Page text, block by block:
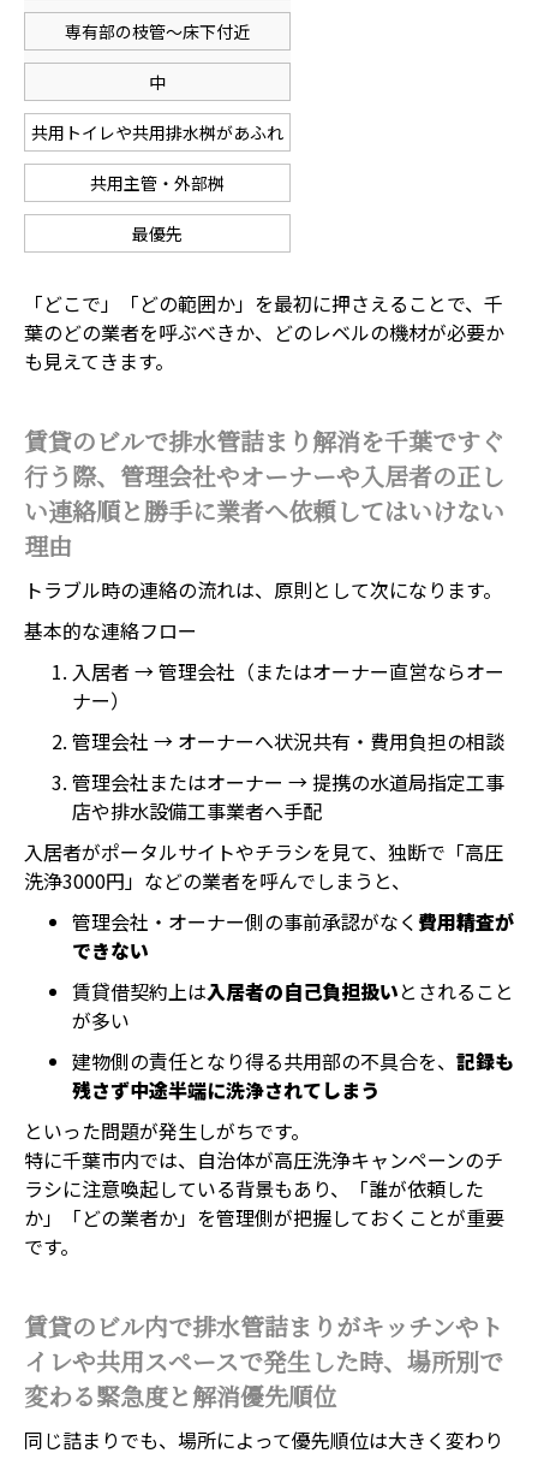
専有部の枝管〜床下付近
中
共用トイレや共用排水桝があふれ
共用主管・外部桝
最優先
「どこで」「どの範囲か」を最初に押さえることで、千
葉のどの業者を呼ぶべきか、どのレベルの機材が必要か
も見えてきます。
賃貸のビルで排水管詰まり解消を千葉ですぐ
行う際、管理会社やオーナーや入居者の正し
い連絡順と勝手に業者へ依頼してはいけない
理由
トラブル時の連絡の流れは、原則として次になります。
基本的な連絡フロー
入居者 → 管理会社（またはオーナー直営ならオー
ナー）
管理会社 → オーナーへ状況共有・費用負担の相談
管理会社またはオーナー → 提携の水道局指定工事
店や排水設備工事業者へ手配
入居者がポータルサイトやチラシを見て、独断で「高圧
洗浄3000円」などの業者を呼んでしまうと、
管理会社・オーナー側の事前承認がなく費用精査が
できない
賃貸借契約上は入居者の自己負担扱いとされること
が多い
建物側の責任となり得る共用部の不具合を、 記録も
残さず中途半端に洗浄されてしまう
といった問題が発生しがちです。
特に千葉市内では、自治体が高圧洗浄キャンペーンのチ
ラシに注意喚起している背景もあり、「誰が依頼した
か」「どの業者か」を管理側が把握しておくことが重要
です。
賃貸のビル内で排水管詰まりがキッチンやト
イレや共用スペースで発生した時、場所別で
変わる緊急度と解消優先順位
同じ詰まりでも、場所によって優先順位は大きく変わり